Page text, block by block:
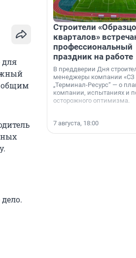
для
общим
Строители
кварталов»
профессиональный
праздник на работе
В преддверии Дня
менеджеры компании «СЗ
„Терминал-Ресурс“ — о
компании, испытаниях и
осторожного оптимизма.
7 августа, 18:00